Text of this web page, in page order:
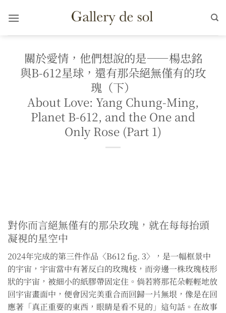
關於愛情，他們想說的是——楊忠銘
與B-612星球，還有那朵絕無僅有的玫
瑰（下）
About Love: Yang Chung-Ming,
Planet B-612, and the One and
Only Rose (Part 1)
對你而言絕無僅有的那朵玫瑰，就在每每抬頭
凝視的星空中
2024年完成的第三件作品〈B612 fig. 3〉，是一幅框景中
的宇宙，宇宙當中有著反白的玫瑰枝，而旁邊一株玫瑰枝形
狀的宇宙，被細小的紙膠帶固定住。倘若將那花朵輕輕地放
回宇宙畫面中，便會因完美重合而回歸一片無垠，像是在回
應著「真正重要的東西，眼睛是看不見的」這句話。在故事